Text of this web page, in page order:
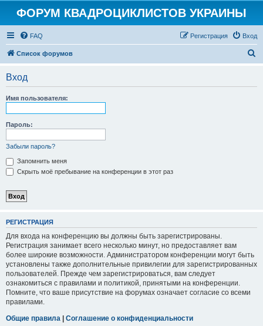
ФОРУМ КВАДРОЦИКЛИСТОВ УКРАИНЫ
FAQ Вход
Регистрация
Список форумов
Вход
Имя пользователя:
Пароль:
Забыли пароль?
Запомнить меня
Скрыть моё пребывание на конференции в этот раз
РЕГИСТРАЦИЯ
Для входа на конференцию вы должны быть зарегистрированы.
Регистрация занимает всего несколько минут, но предоставляет вам
более широкие возможности. Администратором конференции могут быть
установлены также дополнительные привилегии для зарегистрированных
пользователей. Прежде чем зарегистрироваться, вам следует
ознакомиться с правилами и политикой, принятыми на конференции.
Помните, что ваше присутствие на форумах означает согласие со всеми
правилами.
Общие правила | Соглашение о конфиденциальности